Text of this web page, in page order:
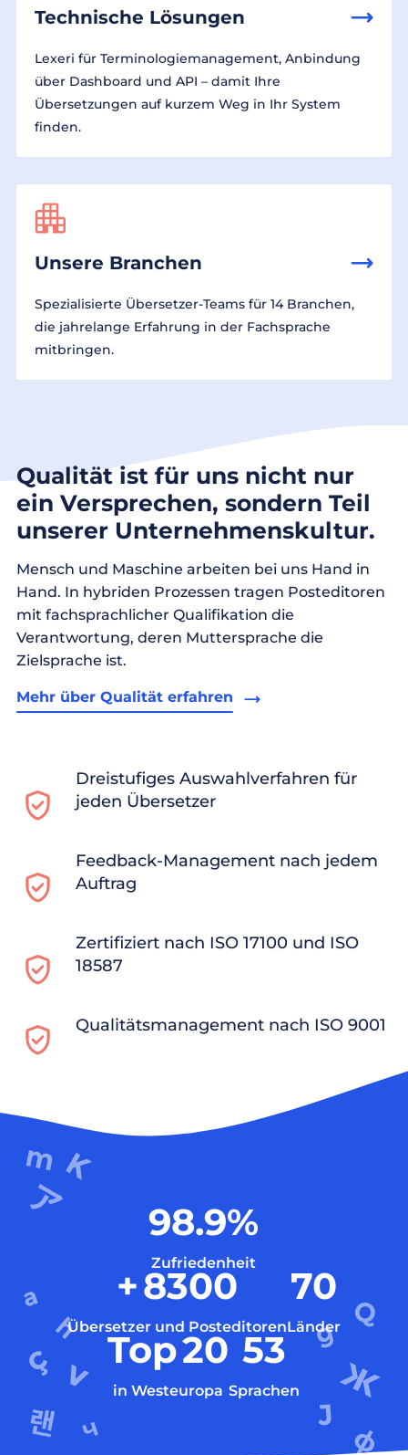
Technische Lösungen
Lexeri für Terminologiemanagement, Anbindung
über Dashboard und API – damit Ihre
Übersetzungen auf kurzem Weg in Ihr System
finden.
Unsere Branchen
Spezialisierte Übersetzer-Teams für 14 Branchen,
die jahrelange Erfahrung in der Fachsprache
mitbringen.
Qualität ist für uns nicht nur
ein Versprechen, sondern Teil
unserer Unternehmenskultur.
Mensch und Maschine arbeiten bei uns Hand in
Hand. In hybriden Prozessen tragen Posteditoren
mit fachsprachlicher Qualifikation die
Verantwortung, deren Muttersprache die
Zielsprache ist.
Mehr über Qualität erfahren
Dreistufiges Auswahlverfahren für
jeden Übersetzer
Feedback-Management nach jedem
Auftrag
Zertifiziert nach ISO 17100 und ISO
18587
Qualitätsmanagement nach ISO 9001
98.9%
Zufriedenheit
+8300
Übersetzer und Posteditoren
70
Länder
Top20
in Westeuropa
53
Sprachen